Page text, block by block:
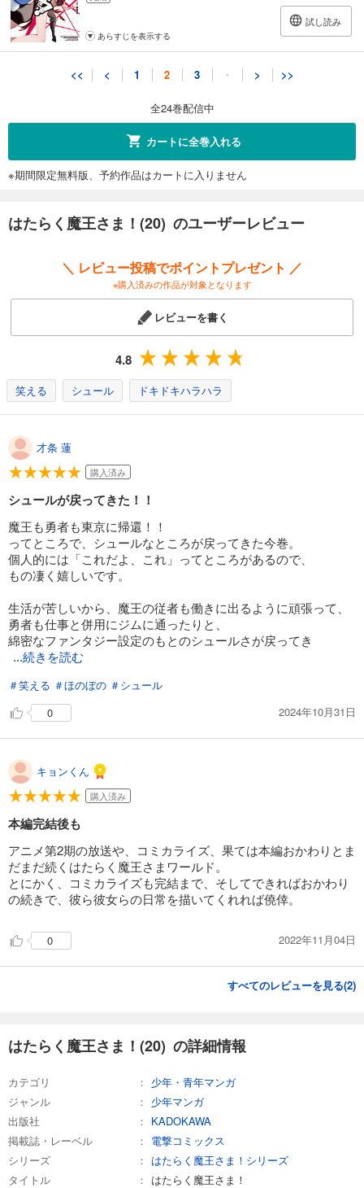
試し読み
あらすじを表示する
はたらく魔王さま！(21)
はたらく魔王さま！(22)
完結
あらすじを表示する
はたらく魔王さま！(23)
円 (税込)
あらすじを表示する
はたらく魔王さま！(24)
あらすじを表示する
<< < 1 2 3 ・ > >>
全24巻配信中
カートに全巻入れる
※期間限定無料版、予約作品はカートに入りません
はたらく魔王さま！(20) のユーザーレビュー
＼ レビュー投稿でポイントプレゼント ／
※購入済みの作品が対象となります
レビューを書く
4.8
笑える シュール ドキドキハラハラ
才条 蓮
購入済み
シュールが戻ってきた！！
魔王も勇者も東京に帰還！！
ってところで、シュールなところが戻ってきた今巻。
個人的には「これだよ、これ」ってところがあるので、
もの凄く嬉しいです。
生活が苦しいから、魔王の従者も働きに出るように頑張って、
勇者も仕事と併用にジムに通ったりと、
綿密なファンタジー設定のもとのシュールさが戻ってき
...続きを読む
＃笑える ＃ほのぼの ＃シュール
0
2024年10月31日
キョンくん
購入済み
本編完結後も
アニメ第2期の放送や、コミカライズ、果ては本編おかわりとま
だまだ続くはたらく魔王さまワールド。
とにかく、コミカライズも完結まで、そしてできればおかわり
の続きで、彼ら彼女らの日常を描いてくれれば僥倖。
0 2022年11月04日
すべてのレビューを見る(2)
はたらく魔王さま！(20) の詳細情報
カテゴリ
少年・青年マンガ
ジャンル
少年マンガ
出版社
KADOKAWA
掲載誌・レーベル
電撃コミックス
シリーズ
はたらく魔王さま！シリーズ
タイトル
はたらく魔王さま！